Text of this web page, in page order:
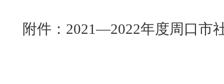
附件： 2021—2022年度周口市